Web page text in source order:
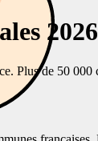
Plus de 50